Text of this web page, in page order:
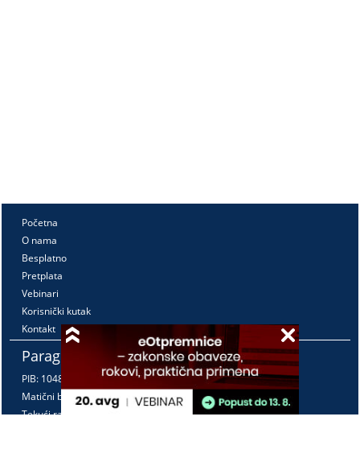
Početna
O nama
Besplatno
Pretplata
Vebinari
Korisnički kutak
Kontakt
Paragraf Lex d.o.o.
PIB: 104830593
Matični broj: 20240156
Tekući račun: